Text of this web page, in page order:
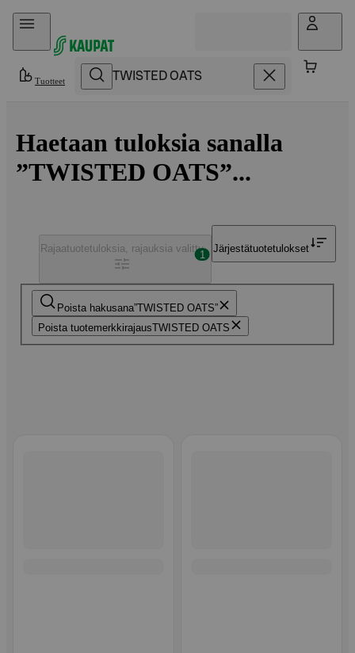
Hyppää sisältöön
Tuotteet
Haetaan tuloksia sanalla
”TWISTED OATS”...
Poista hakusana TWISTED OATS
Poista tuotemerkkirajausTWISTED OATS
Rajaatuotetuloksia, rajauksia valittu
1
Järjestätuotetulokset